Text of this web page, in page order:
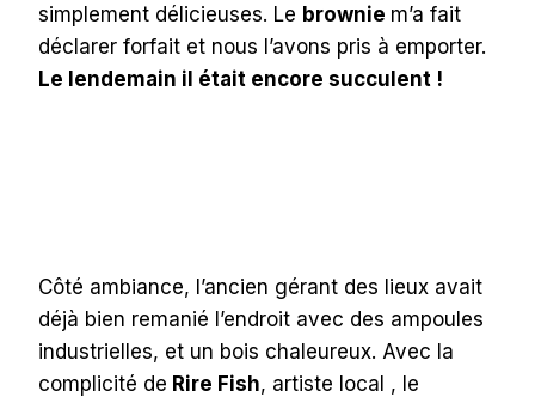
simplement délicieuses. Le brownie m’a fait
déclarer forfait et nous l’avons pris à emporter.
Le lendemain il était encore succulent !
Côté ambiance, l’ancien gérant des lieux avait
déjà bien remanié l’endroit avec des ampoules
industrielles, et un bois chaleureux. Avec la
complicité de Rire Fish, artiste local , le